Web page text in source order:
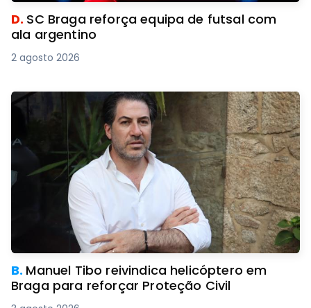
D. SC Braga reforça equipa de futsal com
ala argentino
2 agosto 2026
B. Manuel Tibo reivindica helicóptero em
Braga para reforçar Proteção Civil